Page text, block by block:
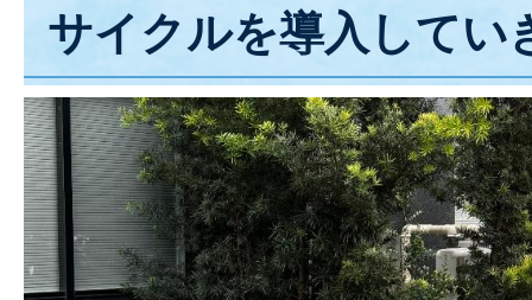
サイクルを導入してい